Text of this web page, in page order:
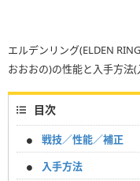
エルデンリング(ELDEN
おおおの)の性能と入手方法(
目次
戦技／性能／補正
入手方法